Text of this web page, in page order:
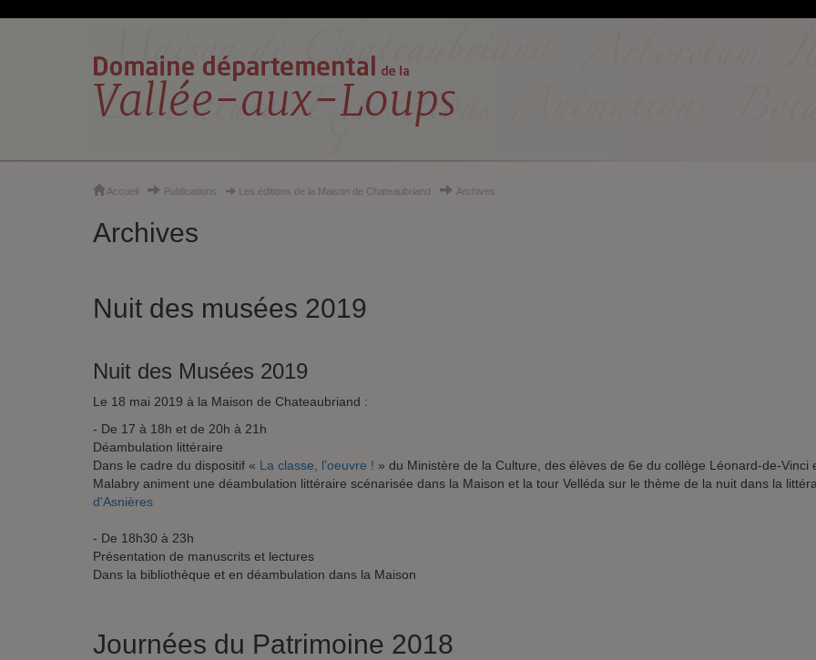
Accueil Publications Les éditions de la Maison de Chateaubriand Archives
Archives
Nuit des musées 2019
Nuit des Musées 2019
Le 18 mai 2019 à la Maison de Chateaubriand :
- De 17 à 18h et de 20h à 21h
Déambulation littéraire
Dans le cadre du dispositif « La classe, l’oeuvre ! » du Ministère de la Culture, des élèves de 6e du collège Léonard-de-Vinci
Malabry animent une déambulation littéraire scénarisée dans la Maison et la tour Velléda sur le thème de la nuit dans la
d'Asnières
- De 18h30 à 23h
Présentation de manuscrits et lectures
Dans la bibliothèque et en déambulation dans la Maison
Journées du Patrimoine 2018